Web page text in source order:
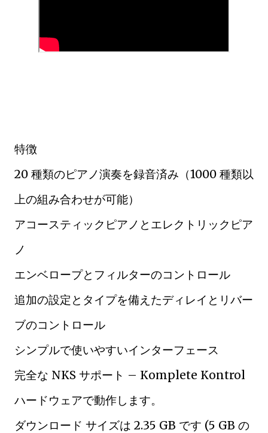
特徴
20 種類のピアノ演奏を録音済み（1000 種類以
上の組み合わせが可能）
アコースティックピアノとエレクトリックピア
ノ
エンベロープとフィルターのコントロール
追加の設定とタイプを備えたディレイとリバー
ブのコントロール
シンプルで使いやすいインターフェース
完全な NKS サポート – Komplete Kontrol
ハードウェアで動作します。
ダウンロード サイズは 2.35 GB です (5 GB の